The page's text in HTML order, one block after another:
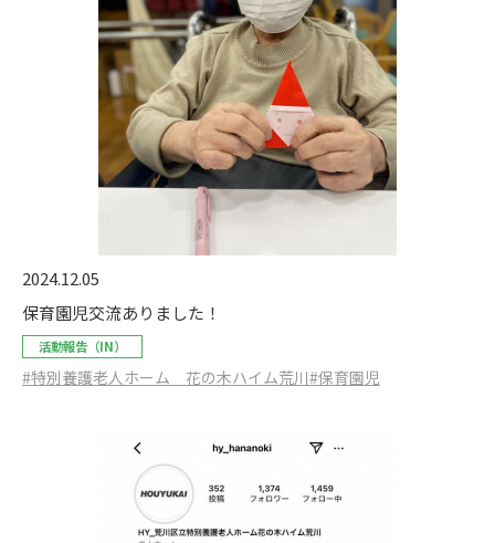
2024.12.05
保育園児交流ありました！
活動報告（IN）
#特別養護老人ホーム 花の木ハイム荒川#保育園児